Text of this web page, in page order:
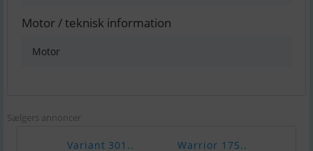
Motor / teknisk information
Motor
Sælgers annoncer
Variant 301.. Warrior 175..